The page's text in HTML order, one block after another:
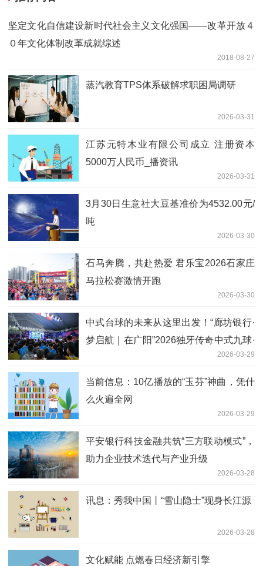
坚定文化自信建设新时代社会主义文化强国——改革开放４
０年文化体制改革成就综述
2018-08-27
蒸汽教育TPS体系破解求职困局调研
2026-03-31
江苏元特木业有限公司成立 注册资本
5000万人民币_播资讯
2026-03-31
3月30日生意社大豆基准价为4532.00元/
吨
2026-03-30
石马奔腾，共赴热爱 君乐宝2026石家庄
马拉松赛激情开跑
2026-03-30
中式台球的未来从这里出发！“廊坊银行·
梦启航｜在广阳”2026独牙传奇中式九球·
2026-03-29
当前信息：10亿播放的“玉芬”神曲，凭什
么火遍全网
2026-03-29
平安银行科技金融共筑“三方联动模式”，
助力企业技术迭代与产业升级
2026-03-28
讯息：秀我中国丨“雪山隐士”现身长江源
2026-03-28
文化赋能 点燃春日经济新引擎